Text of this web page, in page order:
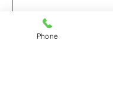
*
Phone